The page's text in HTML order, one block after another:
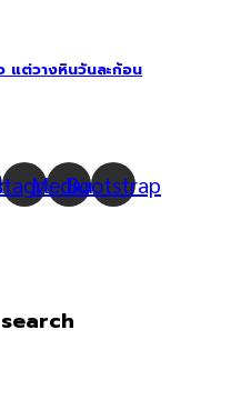
แต่วางหินวันละก้อน
Medium
Bootstrap